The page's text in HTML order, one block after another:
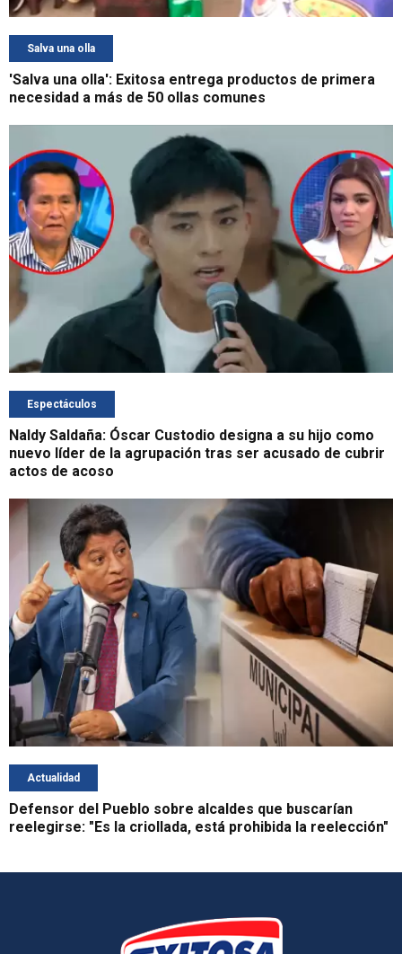
Salva una olla
'Salva una olla': Exitosa entrega productos de primera
necesidad a más de 50 ollas comunes
Espectáculos
Naldy Saldaña: Óscar Custodio designa a su hijo como
nuevo líder de la agrupación tras ser acusado de cubrir
actos de acoso
Actualidad
Defensor del Pueblo sobre alcaldes que buscarían
reelegirse: "Es la criollada, está prohibida la reelección"